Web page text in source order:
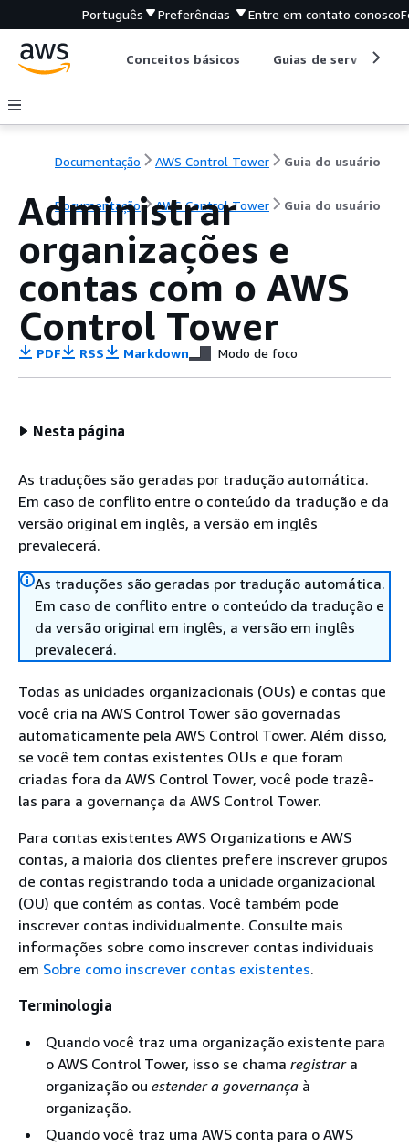
Português Preferências Entre em contato conosco
Conceitos básicos Guias de serviço
Documentação AWS Control Tower Guia do usuário
Documentação AWS Control Tower Guia do usuário
Administrar
organizações e
contas com o AWS
Control Tower
PDF RSS Markdown Modo de foco
Nesta página
As traduções são geradas por tradução automática.
Em caso de conflito entre o conteúdo da tradução e da
versão original em inglês, a versão em inglês
prevalecerá.
As traduções são geradas por tradução automática.
Em caso de conflito entre o conteúdo da tradução e
da versão original em inglês, a versão em inglês
prevalecerá.
Todas as unidades organizacionais (OUs) e contas que
você cria na AWS Control Tower são governadas
automaticamente pela AWS Control Tower. Além disso,
se você tem contas existentes OUs e que foram
criadas fora da AWS Control Tower, você pode trazê-
las para a governança da AWS Control Tower.
Para contas existentes AWS Organizations e AWS
contas, a maioria dos clientes prefere inscrever grupos
de contas registrando toda a unidade organizacional
(OU) que contém as contas. Você também pode
inscrever contas individualmente. Consulte mais
informações sobre como inscrever contas individuais
em Sobre como inscrever contas existentes.
Terminologia
Quando você traz uma organização existente para
o AWS Control Tower, isso se chama registrara
organização ou estender a governança à
organização.
Quando você traz uma AWS conta para o AWS